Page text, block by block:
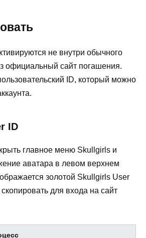
не внутри обычного
официальный сайт погашения.
ID, который можно
ID
главное меню Skullgirls и
аватара в левом верхнем
золотой Skullgirls User
для входа на сайт